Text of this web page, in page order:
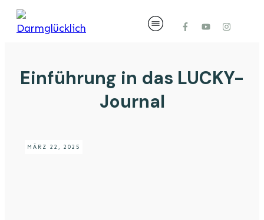
Einführung in das LUCKY-
Journal
MÄRZ 22, 2025